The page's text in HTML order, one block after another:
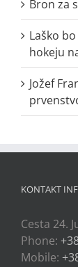
Bron za
Laško
hokeju
Jožef
KONTAKT
Cesta 24.
Phone:
Mobile: